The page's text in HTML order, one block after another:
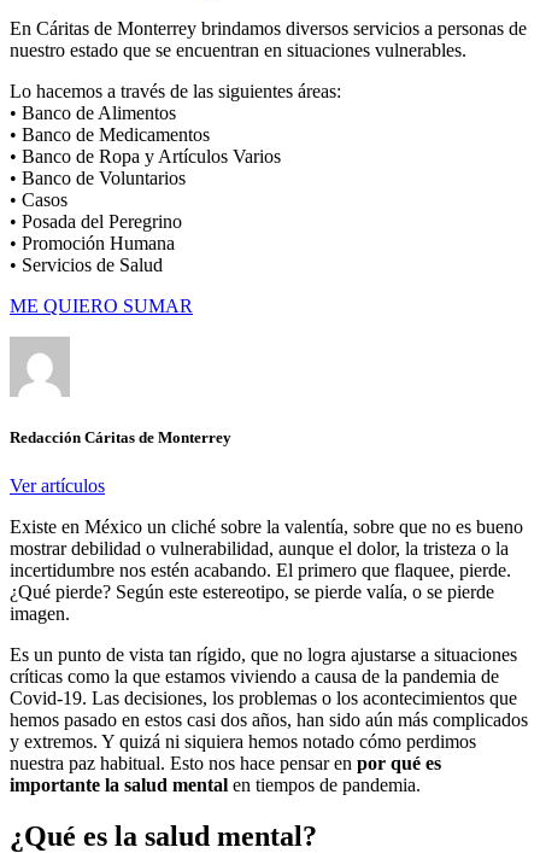
En Cáritas de Monterrey brindamos diversos servicios a personas de
nuestro estado que se encuentran en situaciones vulnerables.
Lo hacemos a través de las siguientes áreas:
• Banco de Alimentos
• Banco de Medicamentos
• Banco de Ropa y Artículos Varios
• Banco de Voluntarios
• Casos
• Posada del Peregrino
• Promoción Humana
• Servicios de Salud
ME QUIERO SUMAR
Redacción Cáritas de Monterrey
Ver artículos
Existe en México un cliché sobre la valentía, sobre que no es bueno
mostrar debilidad o vulnerabilidad, aunque el dolor, la tristeza o la
incertidumbre nos estén acabando. El primero que flaquee, pierde.
¿Qué pierde? Según este estereotipo, se pierde valía, o se pierde
imagen.
Es un punto de vista tan rígido, que no logra ajustarse a situaciones
críticas como la que estamos viviendo a causa de la pandemia de
Covid-19. Las decisiones, los problemas o los acontecimientos que
hemos pasado en estos casi dos años, han sido aún más complicados
y extremos. Y quizá ni siquiera hemos notado cómo perdimos
nuestra paz habitual. Esto nos hace pensar en por qué es
importante la salud mental en tiempos de pandemia.
¿Qué es la salud mental?